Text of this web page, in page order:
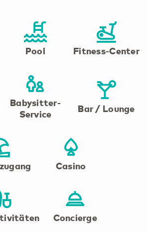
Pool Fitness-Center
Babysitter-
Service
Bar / Lounge
Casino
Concierge